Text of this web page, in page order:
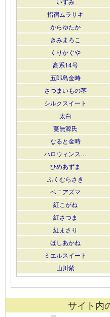
指宿ムラサキ
からゆたか
きみまろこ
くりかぐや
高系14号
五郎島金時
さつまいもの茎
シルクスイート
太白
蔓無源氏
なると金時
ハロウィンス…
ひめあずま
ふくむらさき
ベニアズマ
紅こがね
紅さつま
紅まさり
ほしあかね
ミエルスイート
山川紫
サイト内